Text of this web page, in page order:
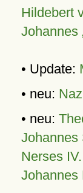
Hildebert
Johannes
• Update:
• neu:
• neu:
Johannes
Nerses
Johannes